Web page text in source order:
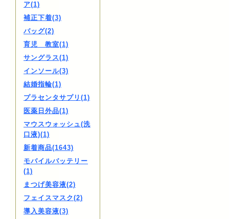
ア(1)
補正下着(3)
バッグ(2)
育児 教室(1)
サングラス(1)
インソール(3)
結婚指輪(1)
プラセンタサプリ(1)
医薬日外品(1)
マウスウォッシュ(洗
口液)(1)
新着商品(1643)
モバイルバッテリー
(1)
まつげ美容液(2)
フェイスマスク(2)
導入美容液(3)